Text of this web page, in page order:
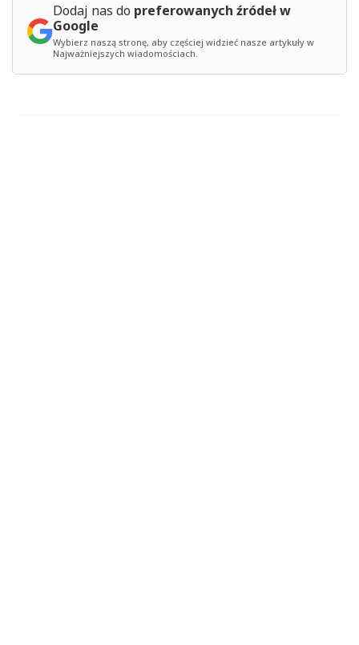
Dodaj nas do preferowanych źródeł w
Google
Wybierz naszą stronę, aby częściej widzieć nasze artykuły w
Najważniejszych wiadomościach.